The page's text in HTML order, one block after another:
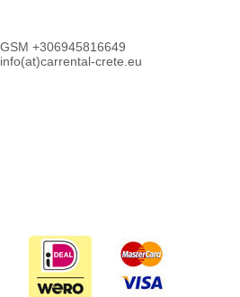
GSM +306945816649
info(at)carrental-crete.eu